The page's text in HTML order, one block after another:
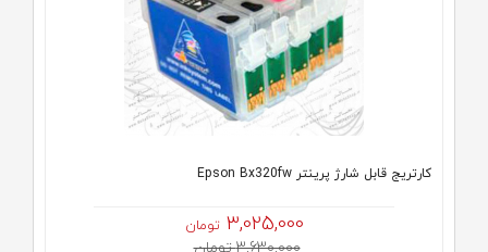
كارتريج قابل شارژ پرینتر Epson Bx320fw
3,025,000 تومان